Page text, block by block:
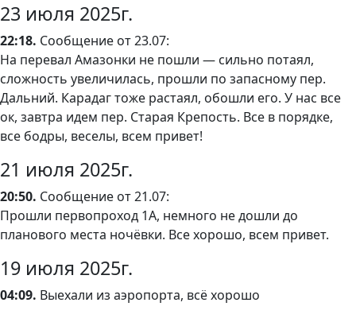
23 июля 2025г.
22:18. Сообщение от 23.07:
На перевал Амазонки не пошли — сильно потаял,
сложность увеличилась, прошли по запасному пер.
Дальний. Карадаг тоже растаял, обошли его. У нас все
ок, завтра идем пер. Старая Крепость. Все в порядке,
все бодры, веселы, всем привет!
21 июля 2025г.
20:50. Сообщение от 21.07:
Прошли первопроход 1А, немного не дошли до
планового места ночёвки. Все хорошо, всем привет.
19 июля 2025г.
04:09. Выехали из аэропорта, всë хорошо